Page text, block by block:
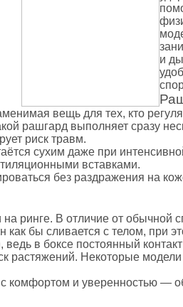
и
вещь для тех, кто
рашгард выполняет сразу
риск травм.
сухим даже при
вставками.
без раздражения на
ринге. В отличие от обычной
как бы сливается с телом,
в боксе постоянный
растяжений. Некоторые
комфортом и уверенностью —